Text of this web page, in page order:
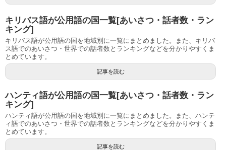
キリバス語が公用語の国一覧[あいさつ・話者数・ラン
キング]
キリバス語が公用語の国を地域別に一覧にまとめました。また、キリバ
ス語でのあいさつ・世界での話者数とランキングなどを分かりやすくま
とめています。
記事を読む
ハンティ語が公用語の国一覧[あいさつ・話者数・ラン
キング]
ハンティ語が公用語の国を地域別に一覧にまとめました。また、ハンテ
ィ語でのあいさつ・世界での話者数とランキングなどを分かりやすくま
とめています。
記事を読む